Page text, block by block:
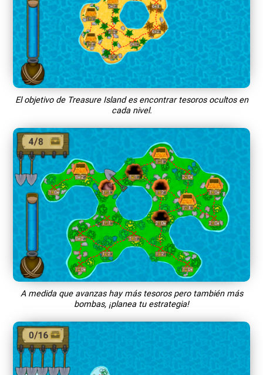
El objetivo de Treasure Island es encontrar tesoros ocultos en
cada nivel.
A medida que avanzas hay más tesoros pero también más
bombas, ¡planea tu estrategia!